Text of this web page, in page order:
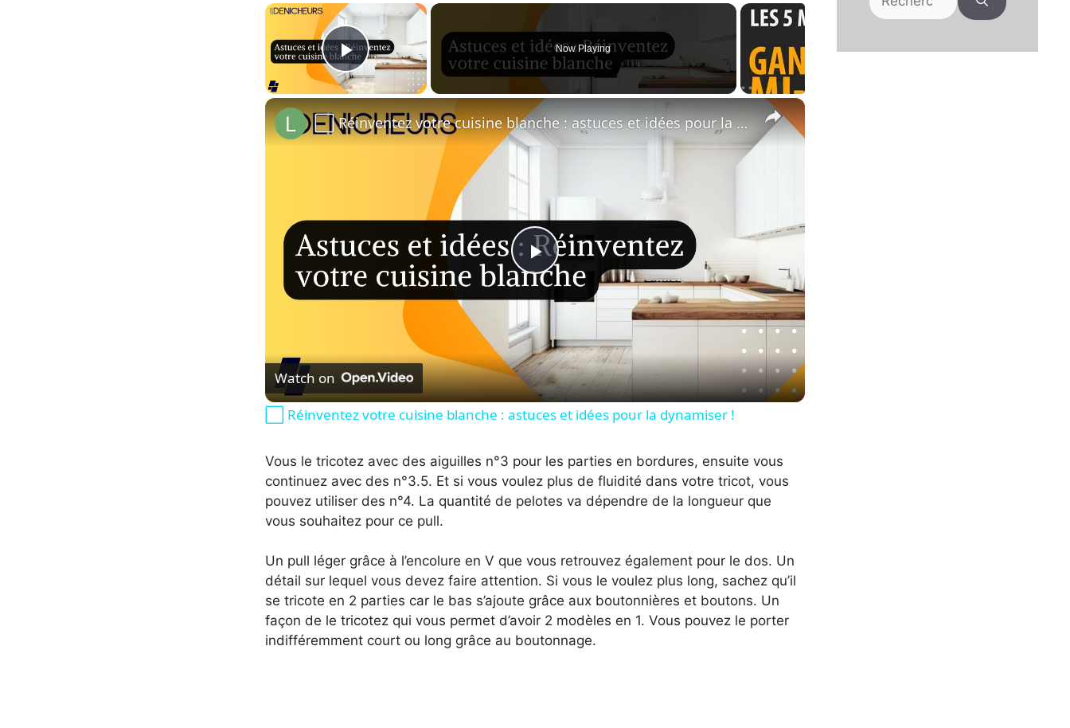
×
Play Video
Now Playing
×
P
l
a
y
V
i
d
e
⬜️ Réinventez votre cuisine blanche : astuces et idées pour la dynamiser !
Watch on
⬜️ Réinventez votre cuisine blanche : astuces et idées pour la dynamiser !
Vous le tricotez avec des aiguilles n°3 pour les parties en bordures, ensuite vous
continuez avec des n°3.5. Et si vous voulez plus de fluidité dans votre tricot, vous
pouvez utiliser des n°4. La quantité de pelotes va dépendre de la longueur que
vous souhaitez pour ce pull.
Un pull léger grâce à l’encolure en V que vous retrouvez également pour le dos. Un
détail sur lequel vous devez faire attention. Si vous le voulez plus long, sachez qu’il
se tricote en 2 parties car le bas s’ajoute grâce aux boutonnières et boutons. Un
façon de le tricotez qui vous permet d’avoir 2 modèles en 1. Vous pouvez le porter
indifféremment court ou long grâce au boutonnage.